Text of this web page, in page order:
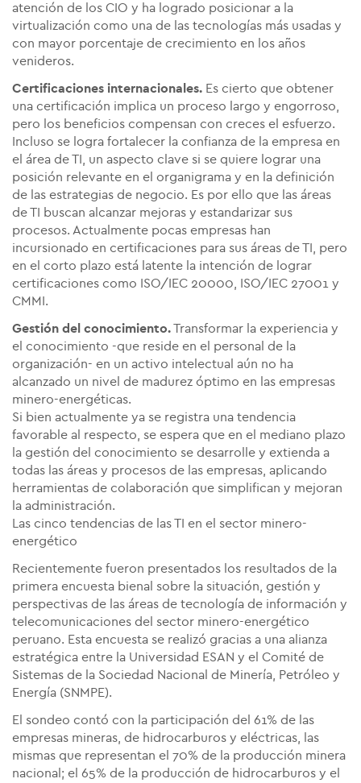
atención de los CIO y ha logrado posicionar a la
virtualización como una de las tecnologías más usadas y
con mayor porcentaje de crecimiento en los años
venideros.
Certificaciones internacionales. Es cierto que obtener
una certificación implica un proceso largo y engorroso,
pero los beneficios compensan con creces el esfuerzo.
Incluso se logra fortalecer la confianza de la empresa en
el área de TI, un aspecto clave si se quiere lograr una
posición relevante en el organigrama y en la definición
de las estrategias de negocio. Es por ello que las áreas
de TI buscan alcanzar mejoras y estandarizar sus
procesos. Actualmente pocas empresas han
incursionado en certificaciones para sus áreas de TI, pero
en el corto plazo está latente la intención de lograr
certificaciones como ISO/IEC 20000, ISO/IEC 27001 y
CMMI.
Gestión del conocimiento.Transformar la experiencia y
el conocimiento -que reside en el personal de la
organización- en un activo intelectual aún no ha
alcanzado un nivel de madurez óptimo en las empresas
minero-energéticas.
Si bien actualmente ya se registra una tendencia
favorable al respecto, se espera que en el mediano plazo
la gestión del conocimiento se desarrolle y extienda a
todas las áreas y procesos de las empresas, aplicando
herramientas de colaboración que simplifican y mejoran
la administración.
Las cinco tendencias de las TI en el sector minero-
energético
Recientemente fueron presentados los resultados de la
primera encuesta bienal sobre la situación, gestión y
perspectivas de las áreas de tecnología de información y
telecomunicaciones del sector minero-energético
peruano. Esta encuesta se realizó gracias a una alianza
estratégica entre la Universidad ESAN y el Comité de
Sistemas de la Sociedad Nacional de Minería, Petróleo y
Energía (SNMPE).
El sondeo contó con la participación del 61% de las
empresas mineras, de hidrocarburos y eléctricas, las
mismas que representan el 70% de la producción minera
nacional; el 65% de la producción de hidrocarburos y el